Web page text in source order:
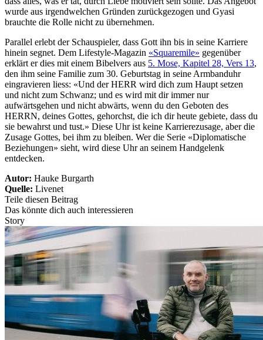
wurde aus irgendwelchen Gründen zurückgezogen und Gyasi
brauchte die Rolle nicht zu übernehmen.
Parallel erlebt der Schauspieler, dass Gott ihn bis in seine Karriere
hinein segnet. Dem Lifestyle-Magazin «Squaremile» gegenüber
erklärt er dies mit einem Bibelvers aus 5. Mose, Kapitel 28, Vers 13,
den ihm seine Familie zum 30. Geburtstag in seine Armbanduhr
eingravieren liess: «Und der HERR wird dich zum Haupt setzen
und nicht zum Schwanz; und es wird mit dir immer nur
aufwärtsgehen und nicht abwärts, wenn du den Geboten des
HERRN, deines Gottes, gehorchst, die ich dir heute gebiete, dass du
sie bewahrst und tust.» Diese Uhr ist keine Karrierezusage, aber die
Zusage Gottes, bei ihm zu bleiben. Wer die Serie «Diplomatische
Beziehungen» sieht, wird diese Uhr an seinem Handgelenk
entdecken.
Autor: Hauke Burgarth
Quelle: Livenet
Teile diesen Beitrag
Das könnte dich auch interessieren
Story